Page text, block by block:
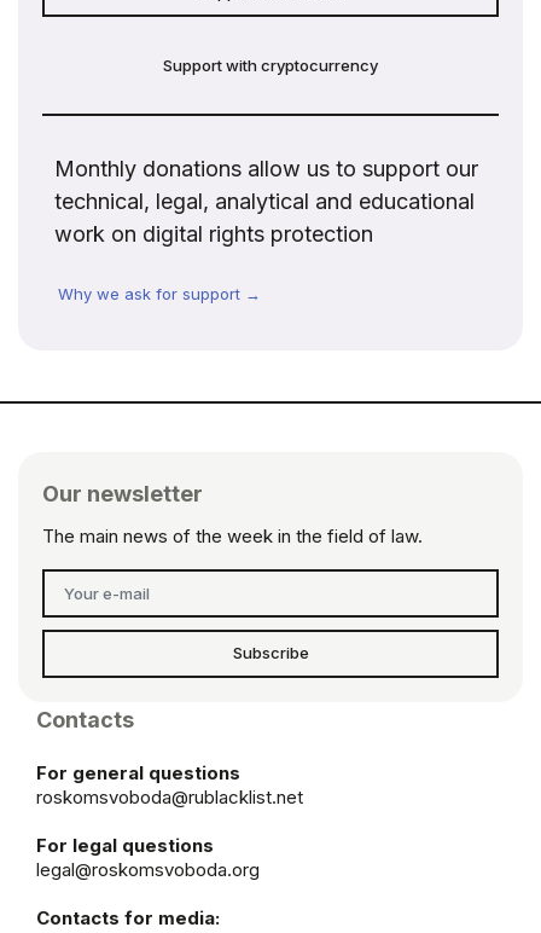
Support with cryptocurrency
Monthly donations allow us to support our
technical, legal, analytical and educational
work on digital rights protection
Why we ask for support →
Our newsletter
The main news of the week in the field of law.
Subscribe
Contacts
For general questions
roskomsvoboda@rublacklist.net
For legal questions
legal@roskomsvoboda.org
Contacts for media: